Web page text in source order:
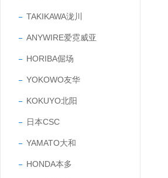
TAKIKAWA泷川
ANYWIRE爱霓威亚
HORIBA倔场
YOKOWO友华
KOKUYO北阳
日本CSC
YAMATO大和
HONDA本多